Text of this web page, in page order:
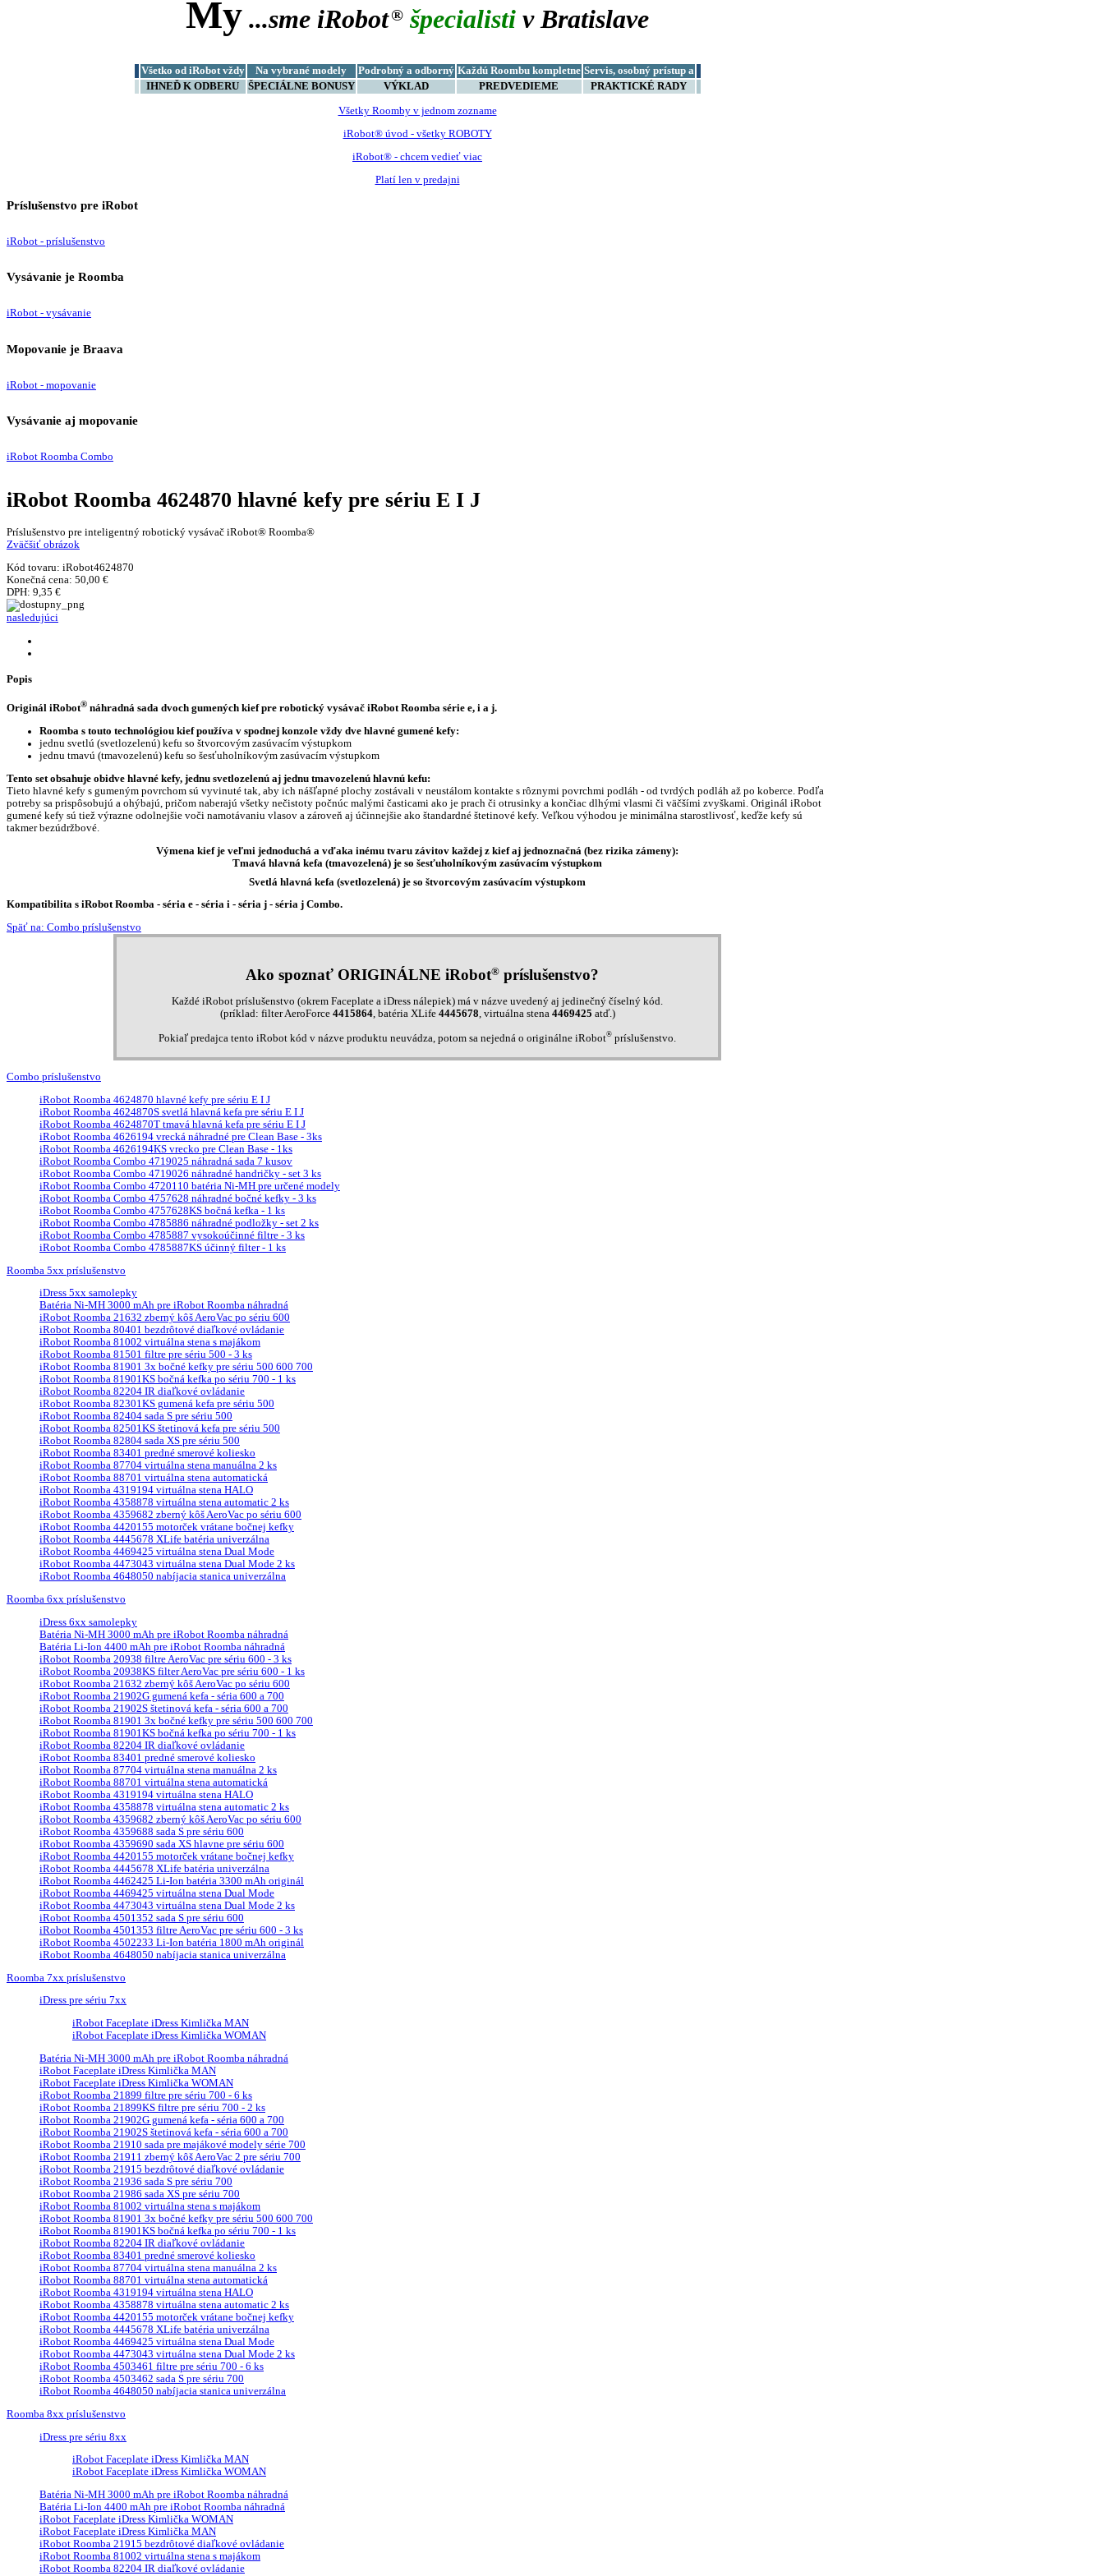
My ...sme iRobot® špecialisti v Bratislave
Všetko od iRobot vždy Na vybrané modely Podrobný a odborný Každú Roombu kompletne Servis, osobný prístup a
IHNEĎ K ODBERU
ŠPECIÁLNE BONUSY VÝKLAD PREDVEDIEME PRAKTICKÉ RADY
Všetky Roomby v jednom zozname
iRobot® úvod - všetky ROBOTY
iRobot® - chcem vedieť viac
Platí len v predajni
Príslušenstvo pre iRobot
iRobot - príslušenstvo
Vysávanie je Roomba
iRobot - vysávanie
Mopovanie je Braava
iRobot - mopovanie
Vysávanie aj mopovanie
iRobot Roomba Combo
iRobot Roomba 4624870 hlavné kefy pre sériu E I J
Príslušenstvo pre inteligentný robotický vysávač iRobot® Roomba®
Zväčšiť obrázok
Kód tovaru: iRobot4624870
Konečná cena: 50,00 €
DPH: 9,35 €
nasledujúci
Popis
Originál iRobot® náhradná sada dvoch gumených kief pre robotický vysávač iRobot Roomba série e, i a j.
Roomba s touto technológiou kief používa v spodnej konzole vždy dve hlavné gumené kefy:
jednu svetlú (svetlozelenú) kefu so štvorcovým zasúvacím výstupkom
jednu tmavú (tmavozelenú) kefu so šesťuholníkovým zasúvacím výstupkom
Tento set obsahuje obidve hlavné kefy, jednu svetlozelenú aj jednu tmavozelenú hlavnú kefu:
Tieto hlavné kefy s gumeným povrchom sú vyvinuté tak, aby ich nášľapné plochy zostávali v neustálom kontakte s rôznymi povrchmi podláh - od tvrdých podláh až po koberce. Podľa
potreby sa prispôsobujú a ohýbajú, pričom naberajú všetky nečistoty počnúc malými časticami ako je prach či otrusinky a končiac dlhými vlasmi či väčšími zvyškami. Originál iRobot
gumené kefy sú tiež výrazne odolnejšie voči namotávaniu vlasov a zároveň aj účinnejšie ako štandardné štetinové kefy. Veľkou výhodou je minimálna starostlivosť, keďže kefy sú
takmer bezúdržbové.
Výmena kief je veľmi jednoduchá a vďaka inému tvaru závitov každej z kief aj jednoznačná (bez rizika zámeny):
Tmavá hlavná kefa (tmavozelená) je so šesťuholníkovým zasúvacím výstupkom
Svetlá hlavná kefa (svetlozelená) je so štvorcovým zasúvacím výstupkom
Kompatibilita s iRobot Roomba - séria e - séria i - séria j - séria j Combo.
Späť na: Combo príslušenstvo
Ako spoznať ORIGINÁLNE iRobot® príslušenstvo?
Každé iRobot príslušenstvo (okrem Faceplate a iDress nálepiek) má v názve uvedený aj jedinečný číselný kód.
(príklad: filter AeroForce 4415864, batéria XLife4445678 , virtuálna stena 4469425 atď.)
Pokiaľ predajca tento iRobot kód v názve produktu neuvádza, potom sa nejedná o originálne iRobot® príslušenstvo.
Combo príslušenstvo
iRobot Roomba 4624870 hlavné kefy pre sériu E I J
iRobot Roomba 4624870S svetlá hlavná kefa pre sériu E I J
iRobot Roomba 4624870T tmavá hlavná kefa pre sériu E I J
iRobot Roomba 4626194 vrecká náhradné pre Clean Base - 3ks
iRobot Roomba 4626194KS vrecko pre Clean Base - 1ks
iRobot Roomba Combo 4719025 náhradná sada 7 kusov
iRobot Roomba Combo 4719026 náhradné handričky - set 3 ks
iRobot Roomba Combo 4720110 batéria Ni-MH pre určené modely
iRobot Roomba Combo 4757628 náhradné bočné kefky - 3 ks
iRobot Roomba Combo 4757628KS bočná kefka - 1 ks
iRobot Roomba Combo 4785886 náhradné podložky - set 2 ks
iRobot Roomba Combo 4785887 vysokoúčinné filtre - 3 ks
iRobot Roomba Combo 4785887KS účinný filter - 1 ks
Roomba 5xx príslušenstvo
iDress 5xx samolepky
Batéria Ni-MH 3000 mAh pre iRobot Roomba náhradná
iRobot Roomba 21632 zberný kôš AeroVac po sériu 600
iRobot Roomba 80401 bezdrôtové diaľkové ovládanie
iRobot Roomba 81002 virtuálna stena s majákom
iRobot Roomba 81501 filtre pre sériu 500 - 3 ks
iRobot Roomba 81901 3x bočné kefky pre sériu 500 600 700
iRobot Roomba 81901KS bočná kefka po sériu 700 - 1 ks
iRobot Roomba 82204 IR diaľkové ovládanie
iRobot Roomba 82301KS gumená kefa pre sériu 500
iRobot Roomba 82404 sada S pre sériu 500
iRobot Roomba 82501KS štetinová kefa pre sériu 500
iRobot Roomba 82804 sada XS pre sériu 500
iRobot Roomba 83401 predné smerové koliesko
iRobot Roomba 87704 virtuálna stena manuálna 2 ks
iRobot Roomba 88701 virtuálna stena automatická
iRobot Roomba 4319194 virtuálna stena HALO
iRobot Roomba 4358878 virtuálna stena automatic 2 ks
iRobot Roomba 4359682 zberný kôš AeroVac po sériu 600
iRobot Roomba 4420155 motorček vrátane bočnej kefky
iRobot Roomba 4445678 XLife batéria univerzálna
iRobot Roomba 4469425 virtuálna stena Dual Mode
iRobot Roomba 4473043 virtuálna stena Dual Mode 2 ks
iRobot Roomba 4648050 nabíjacia stanica univerzálna
Roomba 6xx príslušenstvo
iDress 6xx samolepky
Batéria Ni-MH 3000 mAh pre iRobot Roomba náhradná
Batéria Li-Ion 4400 mAh pre iRobot Roomba náhradná
iRobot Roomba 20938 filtre AeroVac pre sériu 600 - 3 ks
iRobot Roomba 20938KS filter AeroVac pre sériu 600 - 1 ks
iRobot Roomba 21632 zberný kôš AeroVac po sériu 600
iRobot Roomba 21902G gumená kefa - séria 600 a 700
iRobot Roomba 21902S štetinová kefa - séria 600 a 700
iRobot Roomba 81901 3x bočné kefky pre sériu 500 600 700
iRobot Roomba 81901KS bočná kefka po sériu 700 - 1 ks
iRobot Roomba 82204 IR diaľkové ovládanie
iRobot Roomba 83401 predné smerové koliesko
iRobot Roomba 87704 virtuálna stena manuálna 2 ks
iRobot Roomba 88701 virtuálna stena automatická
iRobot Roomba 4319194 virtuálna stena HALO
iRobot Roomba 4358878 virtuálna stena automatic 2 ks
iRobot Roomba 4359682 zberný kôš AeroVac po sériu 600
iRobot Roomba 4359688 sada S pre sériu 600
iRobot Roomba 4359690 sada XS hlavne pre sériu 600
iRobot Roomba 4420155 motorček vrátane bočnej kefky
iRobot Roomba 4445678 XLife batéria univerzálna
iRobot Roomba 4462425 Li-Ion batéria 3300 mAh originál
iRobot Roomba 4469425 virtuálna stena Dual Mode
iRobot Roomba 4473043 virtuálna stena Dual Mode 2 ks
iRobot Roomba 4501352 sada S pre sériu 600
iRobot Roomba 4501353 filtre AeroVac pre sériu 600 - 3 ks
iRobot Roomba 4502233 Li-Ion batéria 1800 mAh originál
iRobot Roomba 4648050 nabíjacia stanica univerzálna
Roomba 7xx príslušenstvo
iDress pre sériu 7xx
iRobot Faceplate iDress Kimlička MAN
iRobot Faceplate iDress Kimlička WOMAN
Batéria Ni-MH 3000 mAh pre iRobot Roomba náhradná
iRobot Faceplate iDress Kimlička MAN
iRobot Faceplate iDress Kimlička WOMAN
iRobot Roomba 21899 filtre pre sériu 700 - 6 ks
iRobot Roomba 21899KS filtre pre sériu 700 - 2 ks
iRobot Roomba 21902G gumená kefa - séria 600 a 700
iRobot Roomba 21902S štetinová kefa - séria 600 a 700
iRobot Roomba 21910 sada pre majákové modely série 700
iRobot Roomba 21911 zberný kôš AeroVac 2 pre sériu 700
iRobot Roomba 21915 bezdrôtové diaľkové ovládanie
iRobot Roomba 21936 sada S pre sériu 700
iRobot Roomba 21986 sada XS pre sériu 700
iRobot Roomba 81002 virtuálna stena s majákom
iRobot Roomba 81901 3x bočné kefky pre sériu 500 600 700
iRobot Roomba 81901KS bočná kefka po sériu 700 - 1 ks
iRobot Roomba 82204 IR diaľkové ovládanie
iRobot Roomba 83401 predné smerové koliesko
iRobot Roomba 87704 virtuálna stena manuálna 2 ks
iRobot Roomba 88701 virtuálna stena automatická
iRobot Roomba 4319194 virtuálna stena HALO
iRobot Roomba 4358878 virtuálna stena automatic 2 ks
iRobot Roomba 4420155 motorček vrátane bočnej kefky
iRobot Roomba 4445678 XLife batéria univerzálna
iRobot Roomba 4469425 virtuálna stena Dual Mode
iRobot Roomba 4473043 virtuálna stena Dual Mode 2 ks
iRobot Roomba 4503461 filtre pre sériu 700 - 6 ks
iRobot Roomba 4503462 sada S pre sériu 700
iRobot Roomba 4648050 nabíjacia stanica univerzálna
Roomba 8xx príslušenstvo
iDress pre sériu 8xx
iRobot Faceplate iDress Kimlička MAN
iRobot Faceplate iDress Kimlička WOMAN
Batéria Ni-MH 3000 mAh pre iRobot Roomba náhradná
Batéria Li-Ion 4400 mAh pre iRobot Roomba náhradná
iRobot Faceplate iDress Kimlička WOMAN
iRobot Faceplate iDress Kimlička MAN
iRobot Roomba 21915 bezdrôtové diaľkové ovládanie
iRobot Roomba 81002 virtuálna stena s majákom
iRobot Roomba 82204 IR diaľkové ovládanie